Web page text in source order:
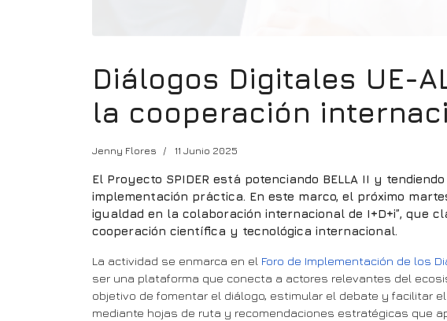
Diálogos Digitales UE-
la cooperación
Jenny Flores 11 Junio 2025
El Proyecto SPIDER está potenciando BELLA II y
implementación práctica. En este marco, el próximo
igualdad en la colaboración internacional de I+D+i”, que
cooperación científica y tecnológica internacional.
La actividad se enmarca en el Foro de Implementación de los
ser una plataforma que conecta a actores relevantes del
objetivo de fomentar el diálogo, estimular el debate y facilitar
mediante hojas de ruta y recomendaciones estratégicas que